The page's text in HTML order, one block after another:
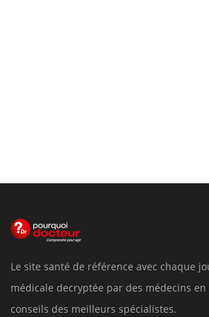
Le site santé de référence avec chaque
médicale decryptée par des médecins en
conseils des meilleurs spécialistes.